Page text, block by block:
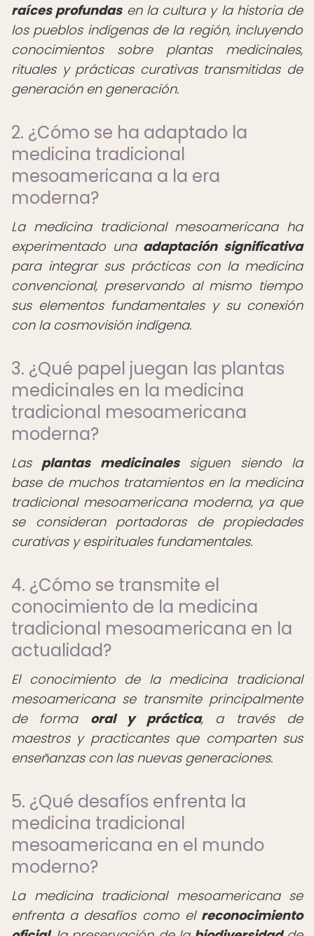
raíces profundasen la cultura y la historia de
los pueblos indígenas de la región, incluyendo
conocimientos sobre plantas medicinales,
rituales y prácticas curativas transmitidas de
generación en generación.
2. ¿Cómo se ha adaptado la
medicina tradicional
mesoamericana a la era
moderna?
La medicina tradicional mesoamericana ha
experimentado una adaptación significativa
para integrar sus prácticas con la medicina
convencional, preservando al mismo tiempo
sus elementos fundamentales y su conexión
con la cosmovisión indígena.
3. ¿Qué papel juegan las plantas
medicinales en la medicina
tradicional mesoamericana
moderna?
Las plantas medicinalessiguen siendo la
base de muchos tratamientos en la medicina
tradicional mesoamericana moderna, ya que
se consideran portadoras de propiedades
curativas y espirituales fundamentales.
4. ¿Cómo se transmite el
conocimiento de la medicina
tradicional mesoamericana en la
actualidad?
El conocimiento de la medicina tradicional
mesoamericana se transmite principalmente
de forma oral y práctica, a través de
maestros y practicantes que comparten sus
enseñanzas con las nuevas generaciones.
5. ¿Qué desafíos enfrenta la
medicina tradicional
mesoamericana en el mundo
moderno?
La medicina tradicional mesoamericana se
enfrenta a desafíos como el reconocimiento